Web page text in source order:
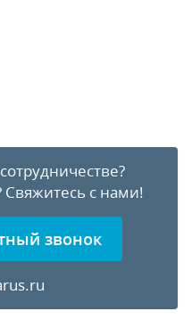
Свяжитесь с нами!
звонок